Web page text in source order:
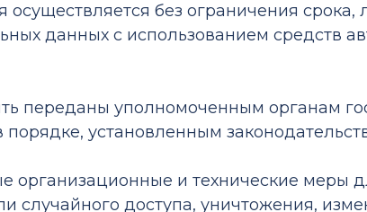
осуществляется без ограничения
данных с использованием средств
переданы уполномоченным органам
установленным
организационные и технические меры
случайного доступа, уничтожения,